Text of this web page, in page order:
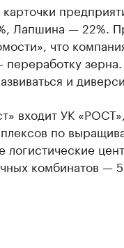
Лапшина — 22%.
что
и
входит УК
по
логистические
комбинатов —